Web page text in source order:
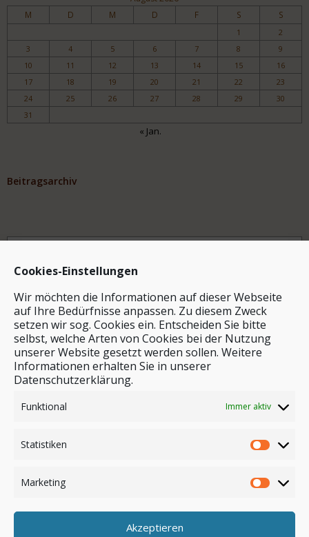
Cookies-Einstellungen
Wir möchten die Informationen auf dieser Webseite
auf Ihre Bedürfnisse anpassen. Zu diesem Zweck
setzen wir sog. Cookies ein. Entscheiden Sie bitte
selbst, welche Arten von Cookies bei der Nutzung
unserer Website gesetzt werden sollen. Weitere
Informationen erhalten Sie in unserer
Datenschutzerklärung.
Funktional Immer aktiv
Statistiken
Marketing
Akzeptieren
M D M D F S S
1
2
3
4 5 6 7 8
9
10
11 12 13 14 15
16
17
18 19 20 21 22
23
24
25 26 27 28 29
30
31
« Jan.
Beitragsarchiv
Archiv
Stichwortsuche